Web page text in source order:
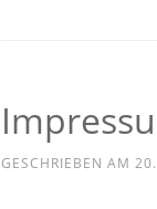
GESCHRIEBEN AM